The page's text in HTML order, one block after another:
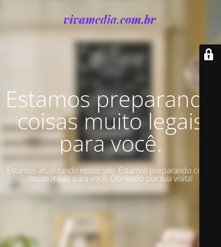
Estamos preparando
coisas muito legais
para você.
Estamos atualizando nosso site. Estamos preparando coisas
muito legais para você. Obrigado por sua visita!